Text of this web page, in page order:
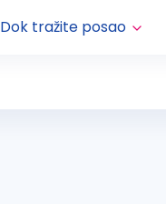
Dok tražite posao